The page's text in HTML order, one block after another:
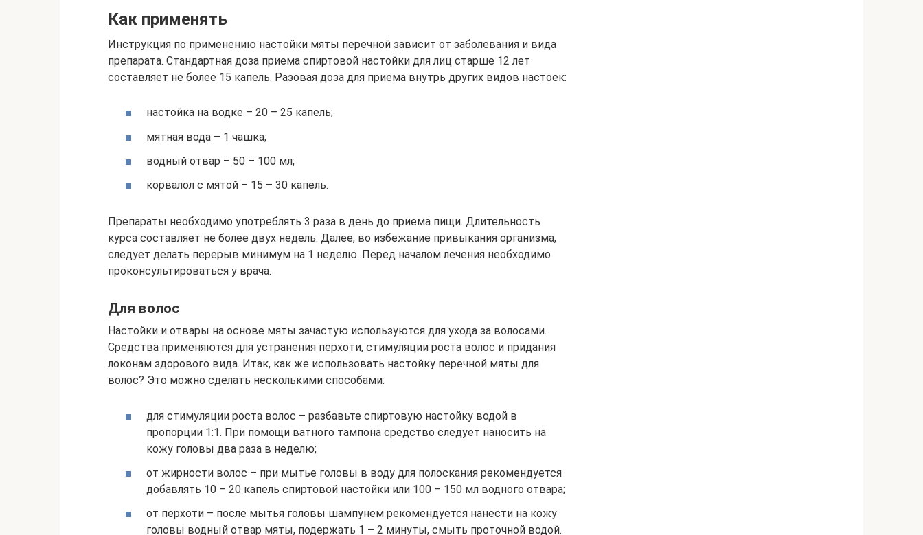
Как применять
Инструкция по применению настойки мяты перечной зависит от заболевания и вида
препарата. Стандартная доза приема спиртовой настойки для лиц старше 12 лет
составляет не более 15 капель. Разовая доза для приема внутрь других видов настоек:
настойка на водке – 20 – 25 капель;
мятная вода – 1 чашка;
водный отвар – 50 – 100 мл;
корвалол с мятой – 15 – 30 капель.
Препараты необходимо употреблять 3 раза в день до приема пищи. Длительность
курса составляет не более двух недель. Далее, во избежание привыкания организма,
следует делать перерыв минимум на 1 неделю. Перед началом лечения необходимо
проконсультироваться у врача.
Для волос
Настойки и отвары на основе мяты зачастую используются для ухода за волосами.
Средства применяются для устранения перхоти, стимуляции роста волос и придания
локонам здорового вида. Итак, как же использовать настойку перечной мяты для
волос? Это можно сделать несколькими способами:
для стимуляции роста волос – разбавьте спиртовую настойку водой в
пропорции 1:1. При помощи ватного тампона средство следует наносить на
кожу головы два раза в неделю;
от жирности волос – при мытье головы в воду для полоскания рекомендуется
добавлять 10 – 20 капель спиртовой настойки или 100 – 150 мл водного отвара;
от перхоти – после мытья головы шампунем рекомендуется нанести на кожу
головы водный отвар мяты, подержать 1 – 2 минуты, смыть проточной водой.